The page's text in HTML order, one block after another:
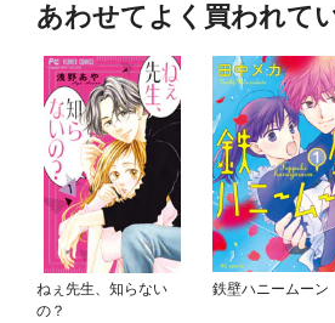
あわせてよく買われて
ねぇ先生、知らない
の？
鉄壁ハニームーン